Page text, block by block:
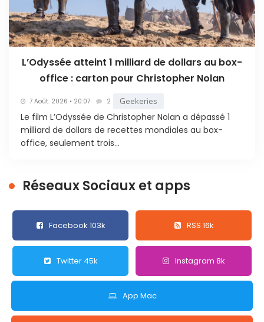
L’Odyssée atteint 1 milliard de dollars au box-
office : carton pour Christopher Nolan
7 Août. 2026 • 20:07 2 Geekeries
Le film L’Odyssée de Christopher Nolan a dépassé 1
milliard de dollars de recettes mondiales au box-
office, seulement trois...
Réseaux Sociaux et apps
Facebook 103k RSS 16k
Twitter 45k Instagram 8k
App Mac